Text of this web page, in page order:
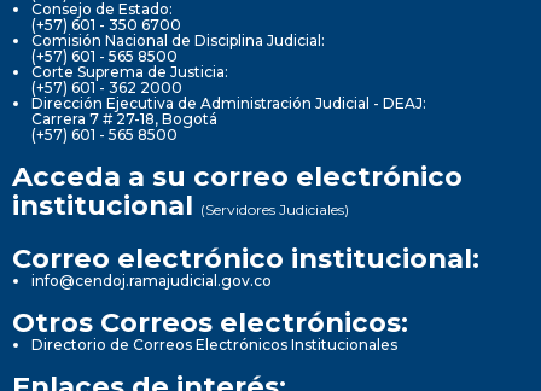
Consejo de Estado:
(+57) 601 - 350 6700
Comisión Nacional de Disciplina Judicial:
(+57) 601 - 565 8500
Corte Suprema de Justicia:
(+57) 601 - 362 2000
Dirección Ejecutiva de Administración Judicial - DEAJ:
Carrera 7 # 27-18, Bogotá
(+57) 601 - 565 8500
Acceda a su correo electrónico
institucional (Servidores Judiciales)
Correo electrónico institucional:
info@cendoj.ramajudicial.gov.co
Otros Correos electrónicos:
Directorio de Correos Electrónicos Institucionales